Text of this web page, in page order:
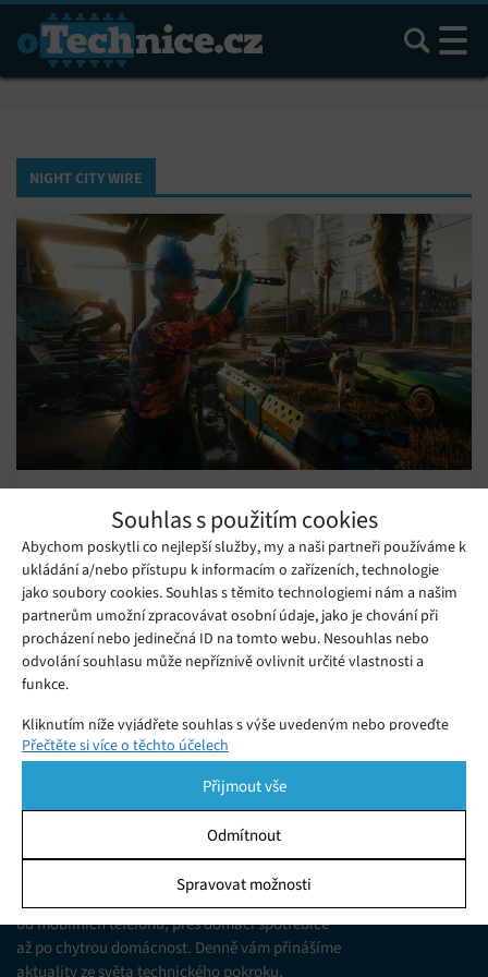
Souhlas s použitím cookies
Abychom poskytli co nejlepší služby, my a naši partneři používáme k
ukládání a/nebo přístupu k informacím o zařízeních, technologie
jako soubory cookies. Souhlas s těmito technologiemi nám a našim
partnerům umožní zpracovávat osobní údaje, jako je chování při
procházení nebo jedinečná ID na tomto webu. Nesouhlas nebo
odvolání souhlasu může nepříznivě ovlivnit určité vlastnosti a
funkce.
Kliknutím níže vyjádřete souhlas s výše uvedeným nebo proveďte
podrobnější rozhodnutí. Vaše volby budou použity pouze na tomto
pomocí přepínačů v Zásadách cookies nebo kliknutím na tlačítko
Spravovat souhlas ve spodní části obrazovky.
Ukládání a/nebo přístup k informacím v zařízení, Porozumění
publiku prostřednictvím statistik nebo kombinací údajů z
různých zdrojů.
Přečtěte si více o těchto účelech
Přijmout vše
Odmítnout
Spravovat možnosti
Hledat
NIGHT CITY WIRE
trailer ze hry Cyberpunk 2077 i detaily o
vyšetřování ve virtuální realitě
Pátek 26. 06. 2020 Redakce
Včerejší večer patřil fanouškům her studia CD Projekt a zvláště
pak těm, kteří se těší na Cyberpunk 2077.
Jsme web zajímající se o technologické novinky
od mobilních telefonů, přes domácí spotřebiče
až po chytrou domácnost. Denně vám přinášíme
aktuality ze světa technického pokroku,